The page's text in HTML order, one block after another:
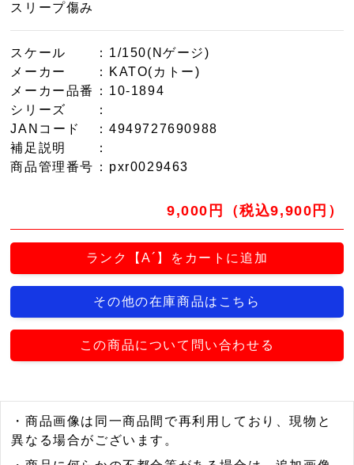
スリープ傷み
スケール
：1/150(Nゲージ)
メーカー
：KATO(カトー)
メーカー品番
：10-1894
シリーズ
：
JANコード
：4949727690988
補足説明
：
商品管理番号 ：pxr0029463
9,000円（税込9,900円）
ランク【A´】をカートに追加
その他の在庫商品はこちら
この商品について問い合わせる
・商品画像は同一商品間で再利用しており、現物と
異なる場合がございます。